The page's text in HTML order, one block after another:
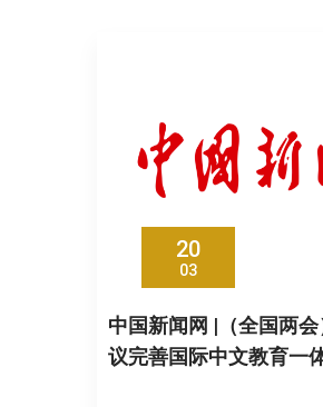
20
03
中国新闻网 |（全国两
议完善国际中文教育一